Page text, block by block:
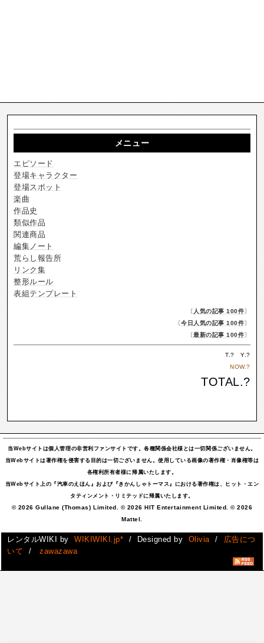
メニュー
エピソード
登場キャラクター
登場スポット
楽曲
作品史
類似作品
関連商品
編集ノート
荒らし報告所
リンク集
整形ルール
表組テンプレート
〔 人気の記事 100件〕
〔今日人気の記事 100件〕
〔最新の記事 100件〕
T.? Y.?
NOW.?
TOTAL.?
当Webサイトは個人管理の非営利ファンサイトです。各種関係会社様とは一切関係ございません。
当Webサイトは著作権を侵害する目的は一切ございません。使用している画像の著作権・肖像権等は
各権利所有者様に帰属いたします。
当Webサイト上の『汽車のえほん』および『きかんしゃトーマス』における著作権は、ヒット・エン
タティンメント・リミテッドに帰属いたします。
© 2026 Gullane (Thomas) Limited. © 2026 HIT Entertainment Limited. © 2026
Mattel.
レンタルWIKI by WIKIWIKI.jp* / Designed by Olivia /
広告につ
いて
/ zawazawa